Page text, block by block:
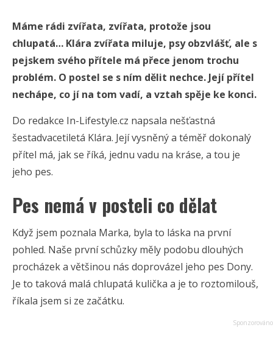
Máme rádi zvířata, zvířata, protože jsou
chlupatá… Klára zvířata miluje, psy obzvlášť, ale s
pejskem svého přítele má přece jenom trochu
problém. O postel se s ním dělit nechce. Její přítel
nechápe, co jí na tom vadí, a vztah spěje ke konci.
Do redakce In-Lifestyle.cz napsala nešťastná
šestadvacetiletá Klára. Její vysněný a téměř dokonalý
přítel má, jak se říká, jednu vadu na kráse, a tou je
jeho pes.
Pes nemá v posteli co dělat
Když jsem poznala Marka, byla to láska na první
pohled. Naše první schůzky měly podobu dlouhých
procházek a většinou nás doprovázel jeho pes Dony.
Je to taková malá chlupatá kulička a je to roztomilouš,
říkala jsem si ze začátku.